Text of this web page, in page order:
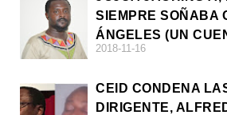
SIEMPRE SOÑABA
ÁNGELES (UN
AFRICANO)
2018-11-16
CEID CONDENA
DIRIGENTE,